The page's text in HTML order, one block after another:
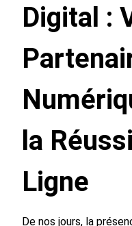
Digital :
la
Ligne
De nos jours, la